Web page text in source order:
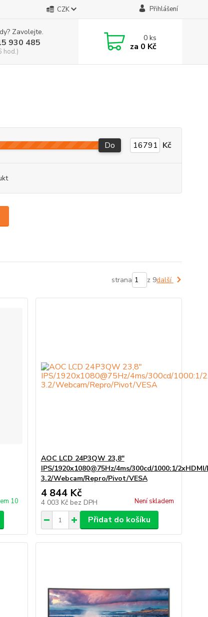
CZK Přihlášení
Zavolejte.
930 485
hod.)
0ks
za 0 Kč
Do Kč
strana z 9další
10
AOC LCD 24P3QW 23,8"
IPS/1920x1080@75Hz/4ms/300cd/1000:1/2xHDMI/
3.2/Webcam/Repro/Pivot/VESA
4 844 Kč
4 003 Kč bez DPH Není skladem
Přidat do košíku